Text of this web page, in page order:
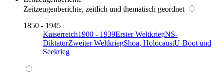
Zeitzeugenberichte, zeitlich und thematisch geordnet
1850 - 1945
Kaiserreich1900 - 1939Erster WeltkriegNS-
DiktaturZweiter WeltkriegShoa, HolocaustU-Boot und
Seekrieg